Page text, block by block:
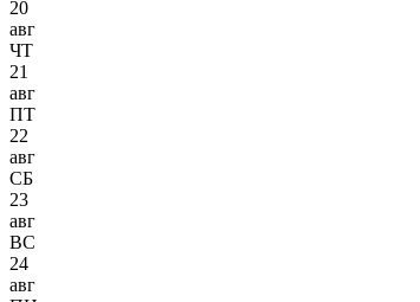
20
авг
ЧТ
21
авг
ПТ
22
авг
СБ
23
авг
ВС
24
авг